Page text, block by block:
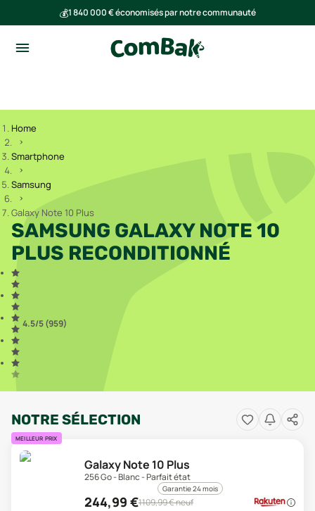
💰1 840 000 € économisés par notre communauté
Home
Smartphone
Samsung
Galaxy Note 10 Plus
SAMSUNG GALAXY NOTE 10
PLUS RECONDITIONNÉ
4.5/5 (959)
NOTRE SÉLECTION
MEILLEUR PRIX
Galaxy Note 10 Plus
256 Go - Blanc - Parfait état
Garantie 24 mois
244,99 €1109,99€ neuf